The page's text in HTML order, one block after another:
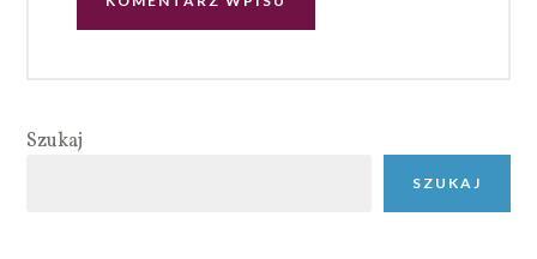
Szukaj
SZUKAJ